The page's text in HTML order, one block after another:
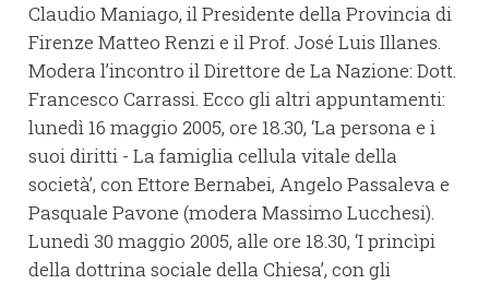
Claudio Maniago, il Presidente della Provincia di
Firenze Matteo Renzi e il Prof. José Luis Illanes.
Modera l’incontro il Direttore de La Nazione: Dott.
Francesco Carrassi. Ecco gli altri appuntamenti:
lunedì 16 maggio 2005, ore 18.30, ‘La persona e i
suoi diritti - La famiglia cellula vitale della
società’, con Ettore Bernabei, Angelo Passaleva e
Pasquale Pavone (modera Massimo Lucchesi).
Lunedì 30 maggio 2005, alle ore 18.30, ‘I princìpi
della dottrina sociale della Chiesa’, con gli